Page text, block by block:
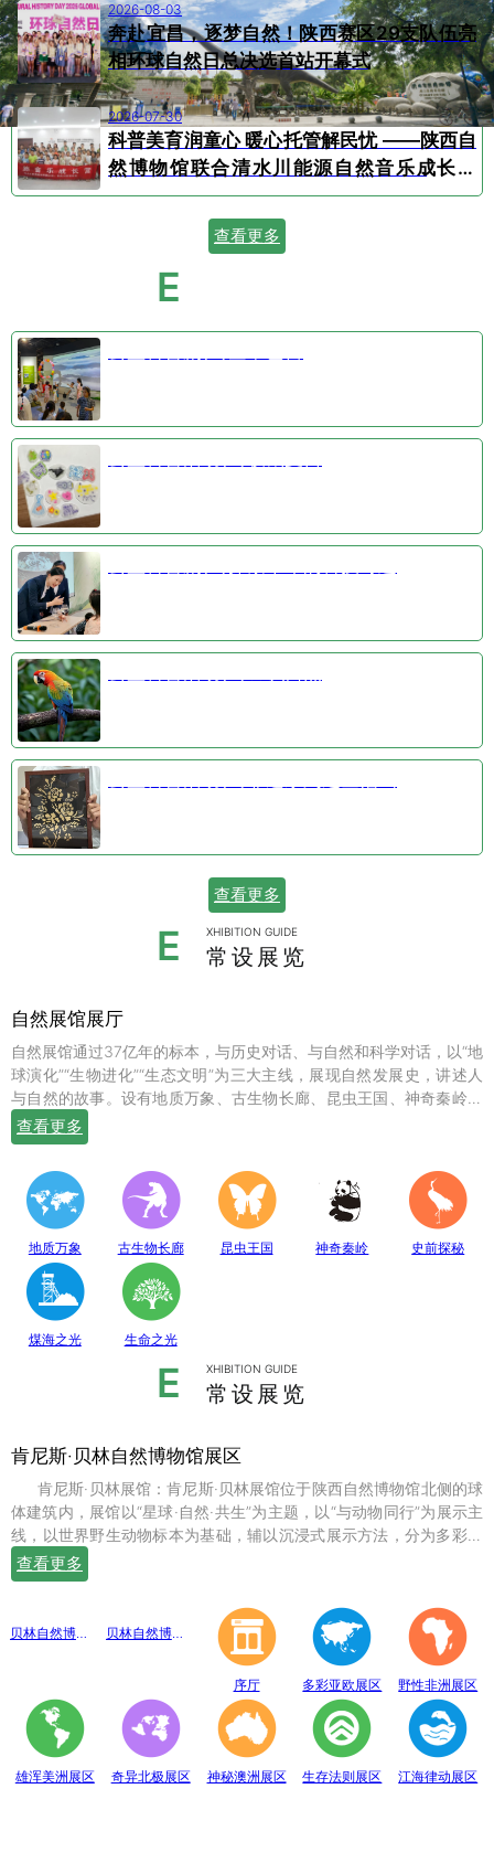
2026-08-03
奔赴宜昌，逐梦自然！陕西赛区29支队伍亮
相环球自然日总决选首站开幕式
2026-07-30
科普美育润童心 暖心托管解民忧 ——陕西自
然博物馆联合清水川能源自然音乐成长营
顺...
查看更多
E
查看更多
E XHIBITION GUIDE
常设展览
自然展馆展厅
自然展馆通过37亿年的标本，与历史对话、与自然和科学对话，以“地
球演化”“生物进化”“生态文明”为三大主线，展现自然发展史，讲述人
与自然的故事。设有地质万象、古生物长廊、昆虫王国、神奇秦岭、
史前探秘、煤海之光和生命之光七个常设展厅，陈列有岩石鼻祖紫苏
斜长麻粒岩等矿物标本；有鱼龙、翼龙、马门溪龙、似银杏、新芦木
等珍贵的化石；有秦岭大熊猫、金丝猴、羚牛、朱鹮、珙桐、独叶草
等珍稀动植物标本，呈现出一幅绚丽多姿的地球生命物种演化图。
查看更多
地质万象 古生物长廊 昆虫王国 神奇秦岭 史前探秘
煤海之光 生命之光
E XHIBITION GUIDE
常设展览
肯尼斯·贝林自然博物馆展区
体建筑内，展馆以“星球·自然·共生”为主题，以“与动物同行”为展示主
线，以世界野生动物标本为基础，辅以沉浸式展示方法，分为多彩亚
欧、野性非洲、雄浑美洲、奇异北极、神秘澳洲、生存法则、江海律
动、穹幕影院、勇敢者通道、互动体验等10个展示体验区，共展出七
查看更多
贝林自然博物馆趣味互动展区 贝林自然博物馆山海经奇展区
序厅 多彩亚欧展区 野性非洲展区
雄浑美洲展区 奇异北极展区 神秘澳洲展区 生存法则展区 江海律动展区